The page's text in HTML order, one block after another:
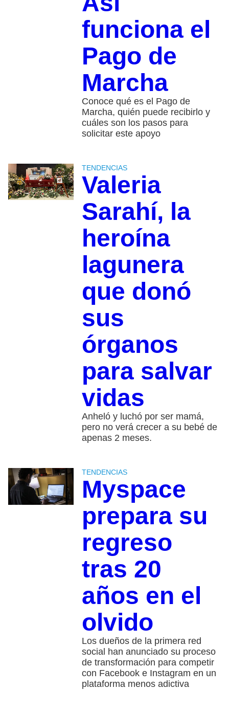
funciona el
Pago de
Marcha
Conoce qué es el Pago de
Marcha, quién puede recibirlo y
cuáles son los pasos para
solicitar este apoyo
TENDENCIAS
Valeria
Sarahí, la
heroína
lagunera
que donó
sus
órganos
para salvar
vidas
Anheló y luchó por ser mamá,
pero no verá crecer a su bebé de
apenas 2 meses.
TENDENCIAS
Myspace
prepara su
regreso
tras 20
años en el
olvido
Los dueños de la primera red
social han anunciado su proceso
de transformación para competir
con Facebook e Instagram en un
plataforma menos adictiva